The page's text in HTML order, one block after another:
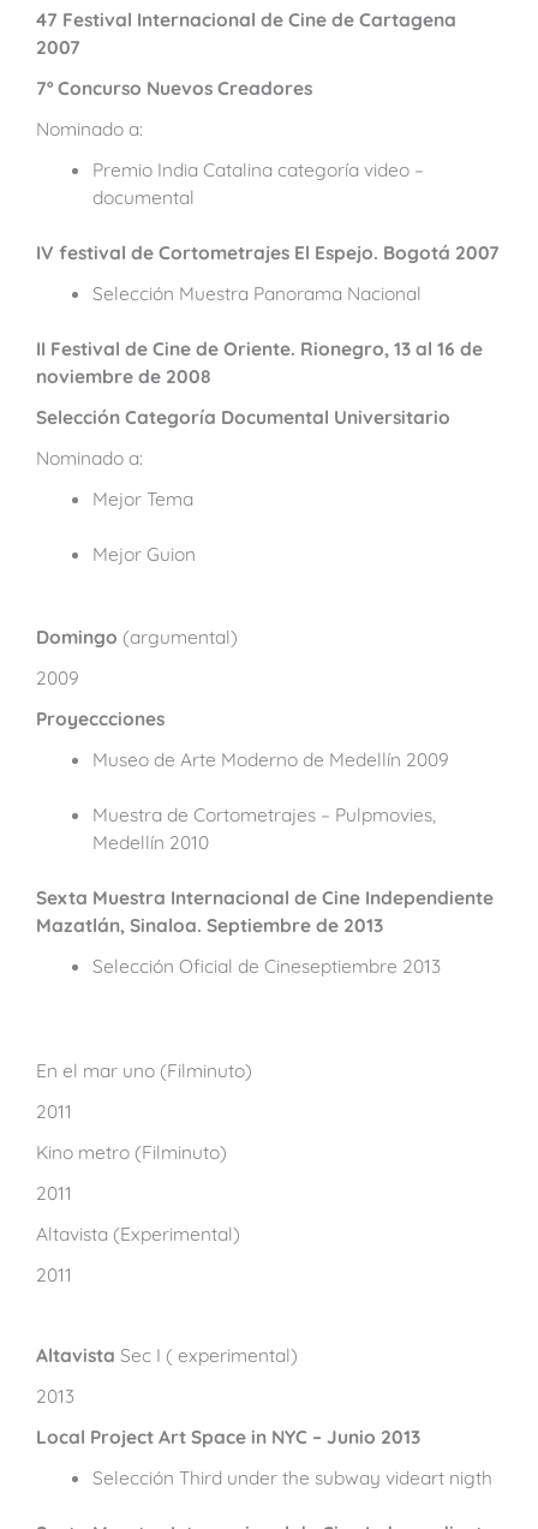
47 Festival Internacional de Cine de Cartagena
2007
7º Concurso Nuevos Creadores
Nominado a:
Premio India Catalina categoría video –
documental
IV festival de Cortometrajes El Espejo. Bogotá 2007
Selección Muestra Panorama Nacional
II Festival de Cine de Oriente. Rionegro, 13 al 16 de
noviembre de 2008
Selección Categoría Documental Universitario
Nominado a:
Mejor Tema
Mejor Guion
Domingo (argumental)
2009
Proyeccciones
Museo de Arte Moderno de Medellín 2009
Muestra de Cortometrajes – Pulpmovies,
Medellín 2010
Sexta Muestra Internacional de Cine Independiente
Mazatlán, Sinaloa. Septiembre de 2013
Selección Oficial de Cineseptiembre 2013
En el mar uno (Filminuto)
2011
Kino metro (Filminuto)
2011
Altavista (Experimental)
2011
Altavista Sec I ( experimental)
2013
Local Project Art Space in NYC – Junio 2013
Selección Third under the subway videart nigth